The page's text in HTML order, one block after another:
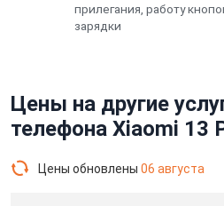
прилегания, работу
зарядки
Цены на другие
телефона Xiaomi 13
Цены обновлены 06 августа